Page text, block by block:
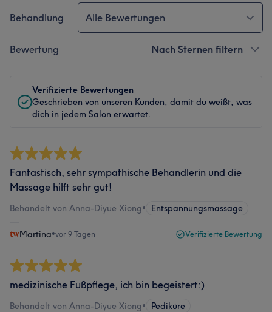
Behandlung Alle Bewertungen
Bewertung Nach Sternen filtern
Verifizierte Bewertungen
Geschrieben von unseren Kunden, damit du weißt, was
dich in jedem Salon erwartet.
Fantastisch, sehr sympathische Behandlerin und die
Massage hilft sehr gut!
Behandelt von Anna-Diyue Xiong• Entspannungsmassage
Martina•vor 9 Tagen Verifizierte Bewertung
medizinische Fußpflege, ich bin begeistert:)
Behandelt von Anna-Diyue Xiong• Pediküre